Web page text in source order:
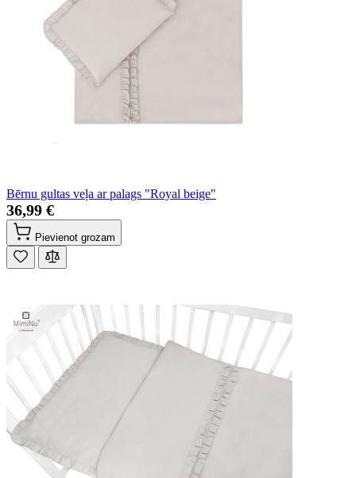
Bērnu gultas veļa ar palags "Royal beige"
36,99 €
Pievienot grozam